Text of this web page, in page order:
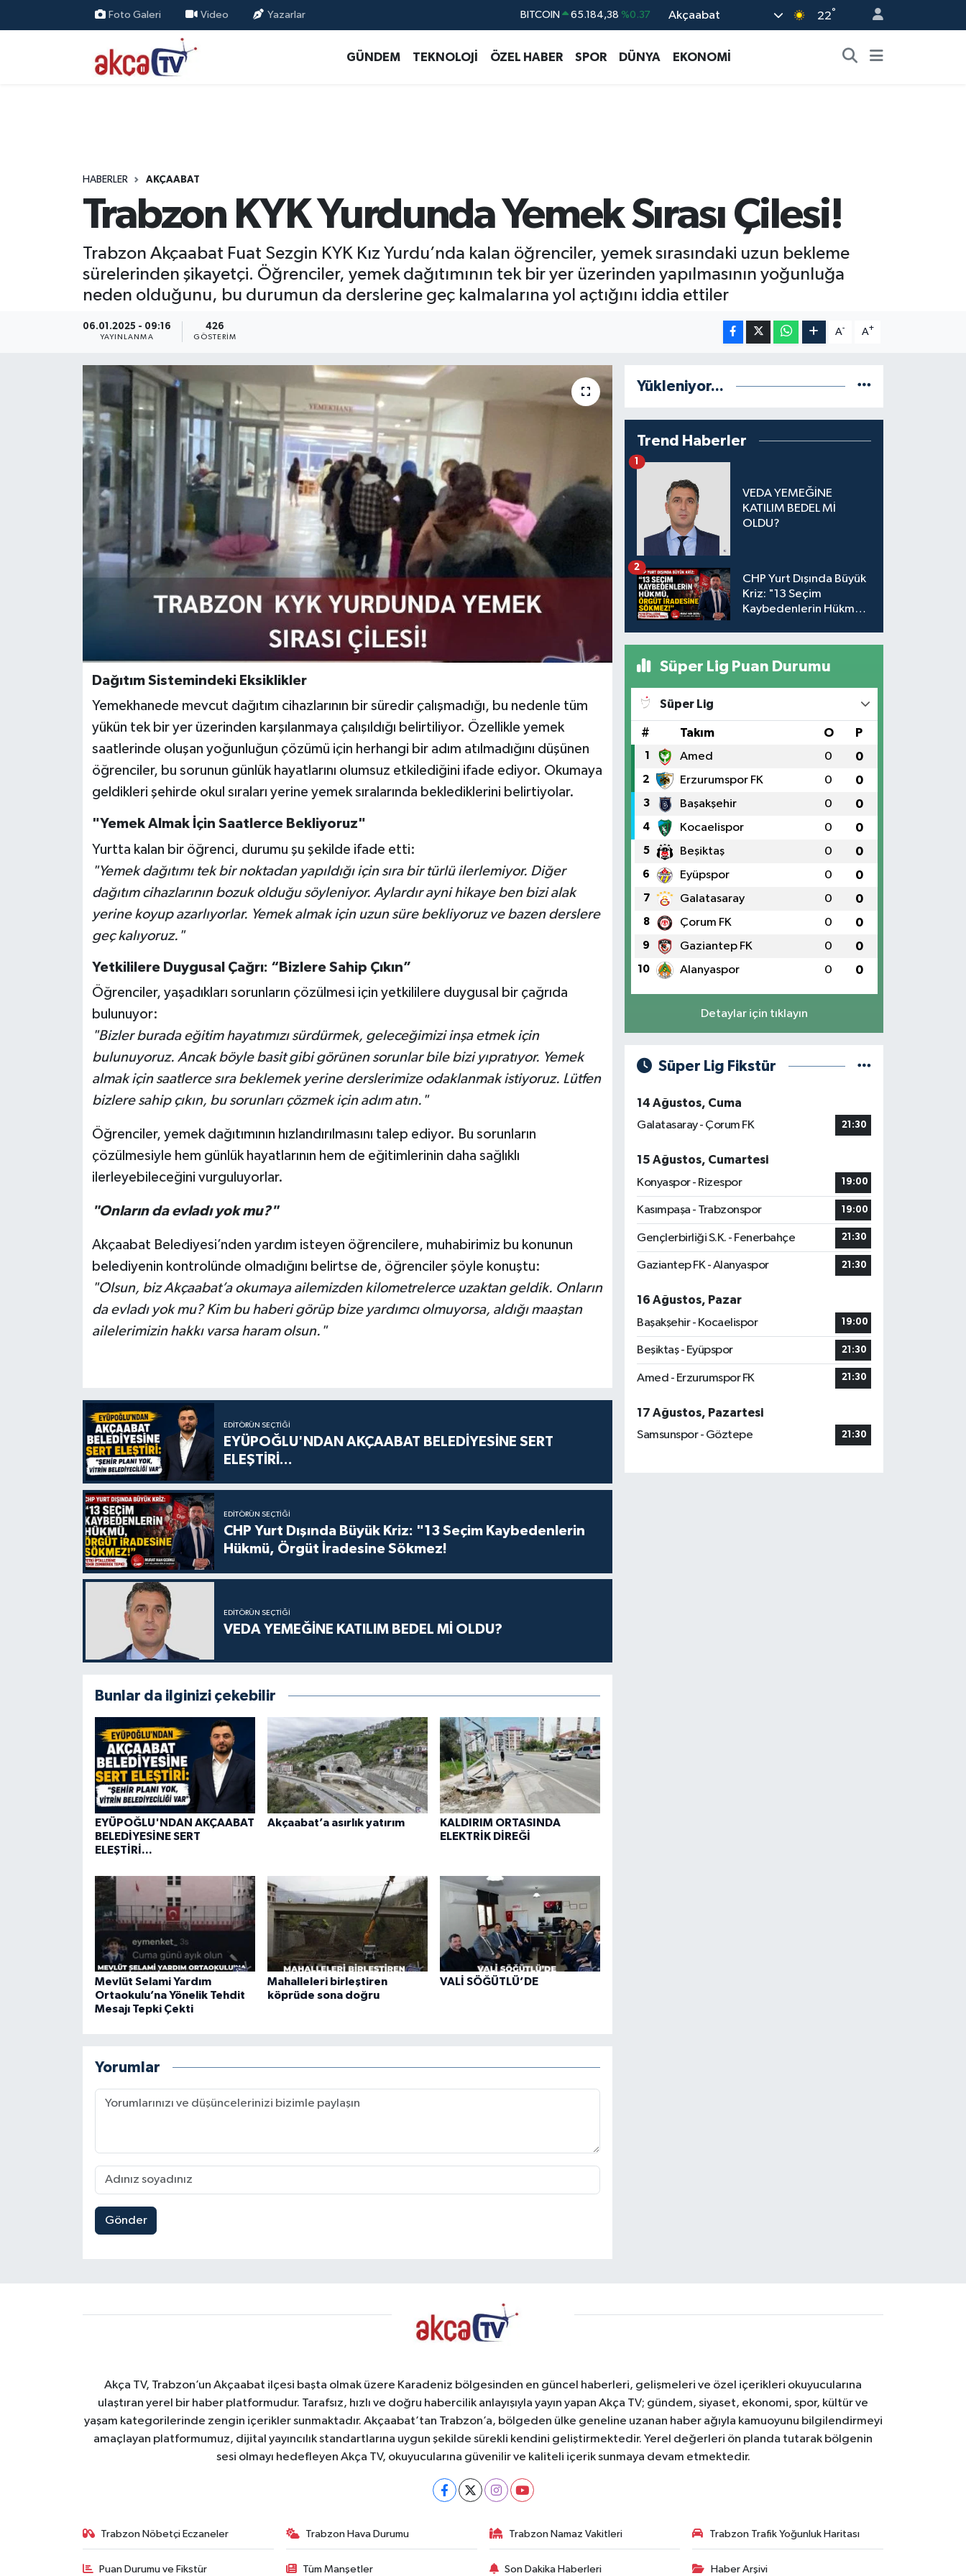
Foto Galeri Video Yazarlar BITCOIN 65.184,38 %0.37
EURO 55,1823 %-0.06
Akçaabat 22°
GÜNDEM TEKNOLOJİ ÖZEL HABER SPOR DÜNYA EKONOMİ
HABERLER AKÇAABAT
Trabzon KYK Yurdunda Yemek Sırası Çilesi!
Trabzon Akçaabat Fuat Sezgin KYK Kız Yurdu’nda kalan öğrenciler, yemek sırasındaki uzun bekleme
sürelerinden şikayetçi. Öğrenciler, yemek dağıtımının tek bir yer üzerinden yapılmasının yoğunluğa
neden olduğunu, bu durumun da derslerine geç kalmalarına yol açtığını iddia ettiler
06.01.2025 - 09:16
YAYINLANMA
426
GÖSTERIM
A- A+
Dağıtım Sistemindeki Eksiklikler
Yemekhanede mevcut dağıtım cihazlarının bir süredir çalışmadığı, bu nedenle tüm
yükün tek bir yer üzerinden karşılanmaya çalışıldığı belirtiliyor. Özellikle yemek
saatlerinde oluşan yoğunluğun çözümü için herhangi bir adım atılmadığını düşünen
öğrenciler, bu sorunun günlük hayatlarını olumsuz etkilediğini ifade ediyor. Okumaya
geldikleri şehirde okul sıraları yerine yemek sıralarında beklediklerini belirtiyolar.
"Yemek Almak İçin Saatlerce Bekliyoruz"
Yurtta kalan bir öğrenci, durumu şu şekilde ifade etti:
"Yemek dağıtımı tek bir noktadan yapıldığı için sıra bir türlü ilerlemiyor. Diğer
dağıtım cihazlarının bozuk olduğu söyleniyor. Aylardır ayni hikaye ben bizi alak
yerine koyup azarlıyorlar. Yemek almak için uzun süre bekliyoruz ve bazen derslere
geç kalıyoruz."
Yetkililere Duygusal Çağrı: “Bizlere Sahip Çıkın”
Öğrenciler, yaşadıkları sorunların çözülmesi için yetkililere duygusal bir çağrıda
bulunuyor:
"Bizler burada eğitim hayatımızı sürdürmek, geleceğimizi inşa etmek için
bulunuyoruz. Ancak böyle basit gibi görünen sorunlar bile bizi yıpratıyor. Yemek
almak için saatlerce sıra beklemek yerine derslerimize odaklanmak istiyoruz. Lütfen
bizlere sahip çıkın, bu sorunları çözmek için adım atın."
Öğrenciler, yemek dağıtımının hızlandırılmasını talep ediyor. Bu sorunların
çözülmesiyle hem günlük hayatlarının hem de eğitimlerinin daha sağlıklı
ilerleyebileceğini vurguluyorlar.
"Onların da evladı yok mu?"
Akçaabat Belediyesi’nden yardım isteyen öğrencilere, muhabirimiz bu konunun
belediyenin kontrolünde olmadığını belirtse de, öğrenciler şöyle konuştu:
"Olsun, biz Akçaabat’a okumaya ailemizden kilometrelerce uzaktan geldik. Onların
da evladı yok mu? Kim bu haberi görüp bize yardımcı olmuyorsa, aldığı maaştan
ailelerimizin hakkı varsa haram olsun."
EDITÖRÜN SEÇTIĞI
EYÜPOĞLU'NDAN AKÇAABAT BELEDİYESİNE SERT
ELEŞTİRİ...
EDITÖRÜN SEÇTIĞI
CHP Yurt Dışında Büyük Kriz: "13 Seçim Kaybedenlerin
Hükmü, Örgüt İradesine Sökmez!
EDITÖRÜN SEÇTIĞI
VEDA YEMEĞİNE KATILIM BEDEL Mİ OLDU?
Bunlar da ilginizi çekebilir
EYÜPOĞLU'NDAN AKÇAABAT
BELEDİYESİNE SERT
ELEŞTİRİ...
Akçaabat’a asırlık yatırım
KALDIRIM ORTASINDA
ELEKTRİK DİREĞİ
Mevlüt Selami Yardım
Ortaokulu’na Yönelik Tehdit
Mesajı Tepki Çekti
Mahalleleri birleştiren
köprüde sona doğru
VALİ SÖĞÜTLÜ’DE
Yorumlar
Gönder
Yükleniyor...
Trend Haberler
VEDA YEMEĞİNE
KATILIM BEDEL Mİ
OLDU?
1
CHP Yurt Dışında Büyük
Kriz: "13 Seçim
Kaybedenlerin Hükmü,
2
Süper Lig Puan Durumu
Süper Lig
# Takım O P
1 Amed 0 0
2 Erzurumspor FK 0 0
3 Başakşehir 0 0
4 Kocaelispor 0 0
5 Beşiktaş 0 0
6 Eyüpspor 0 0
7 Galatasaray 0 0
8 Çorum FK 0 0
9 Gaziantep FK 0 0
10 Alanyaspor 0 0
Detaylar için tıklayın
Süper Lig Fikstür
14 Ağustos, Cuma
Galatasaray - Çorum FK
21:30
15 Ağustos, Cumartesi
Konyaspor - Rizespor
19:00
Kasımpaşa - Trabzonspor 19:00
Gençlerbirliği S.K. - Fenerbahçe 21:30
Gaziantep FK - Alanyaspor 21:30
16 Ağustos, Pazar
Başakşehir - Kocaelispor
19:00
Beşiktaş - Eyüpspor 21:30
Amed - Erzurumspor FK 21:30
17 Ağustos, Pazartesi
Samsunspor - Göztepe
21:30
Akça TV, Trabzon’un Akçaabat ilçesi başta olmak üzere Karadeniz bölgesinden en güncel haberleri, gelişmeleri ve özel içerikleri okuyucularına
ulaştıran yerel bir haber platformudur. Tarafsız, hızlı ve doğru habercilik anlayışıyla yayın yapan Akça TV; gündem, siyaset, ekonomi, spor, kültür ve
yaşam kategorilerinde zengin içerikler sunmaktadır. Akçaabat’tan Trabzon’a, bölgeden ülke geneline uzanan haber ağıyla kamuoyunu bilgilendirmeyi
amaçlayan platformumuz, dijital yayıncılık standartlarına uygun şekilde sürekli kendini geliştirmektedir. Yerel değerleri ön planda tutarak bölgenin
sesi olmayı hedefleyen Akça TV, okuyucularına güvenilir ve kaliteli içerik sunmaya devam etmektedir.
Trabzon Nöbetçi Eczaneler Trabzon Hava Durumu Trabzon Namaz Vakitleri Trabzon Trafik Yoğunluk Haritası
Puan Durumu ve Fikstür Tüm Manşetler Son Dakika Haberleri Haber Arşivi
Trabzon Nöbetçi Eczaneler
Süper Lig Puan Durumu ve Fikstür
Son Dakika Haberleri